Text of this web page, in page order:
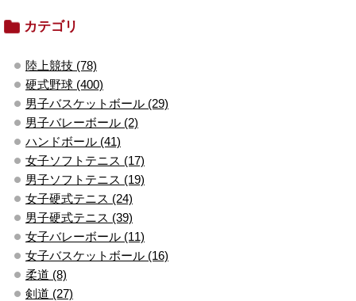
カテゴリ
陸上競技 (78)
硬式野球 (400)
男子バスケットボール (29)
男子バレーボール (2)
ハンドボール (41)
女子ソフトテニス (17)
男子ソフトテニス (19)
女子硬式テニス (24)
男子硬式テニス (39)
女子バレーボール (11)
女子バスケットボール (16)
柔道 (8)
剣道 (27)